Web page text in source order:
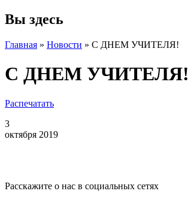
Вы здесь
Главная » Новости » С ДНЕМ УЧИТЕЛЯ!
С ДНЕМ УЧИТЕЛЯ!
Распечатать
3
октября 2019
Расскажите о нас в социальных сетях